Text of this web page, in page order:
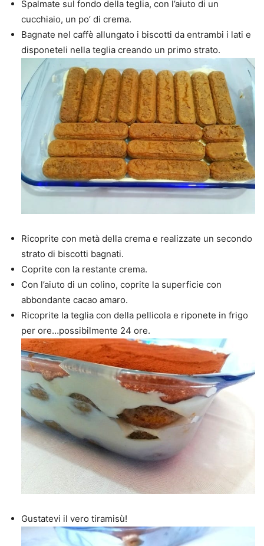
Spalmate sul fondo della teglia, con l’aiuto di un
cucchiaio, un po’ di crema.
Bagnate nel caffè allungato i biscotti da entrambi i lati e
disponeteli nella teglia creando un primo strato.
Ricoprite con metà della crema e realizzate un secondo
strato di biscotti bagnati.
Coprite con la restante crema.
Con l’aiuto di un colino, coprite la superficie con
abbondante cacao amaro.
Ricoprite la teglia con della pellicola e riponete in frigo
per ore…possibilmente 24 ore.
Gustatevi il vero tiramisù!